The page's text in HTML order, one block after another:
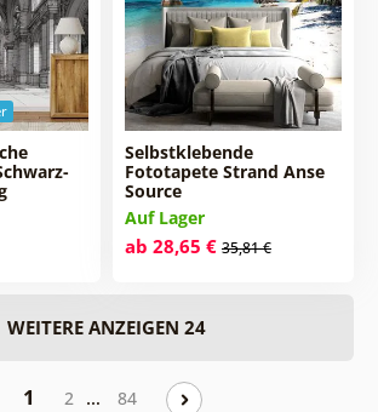
Selbstklebende
Fototapete Strand Anse
Source
Auf Lager
ab 28,65 € 35,81 €
WEITERE ANZEIGEN 24
1 2 … 84